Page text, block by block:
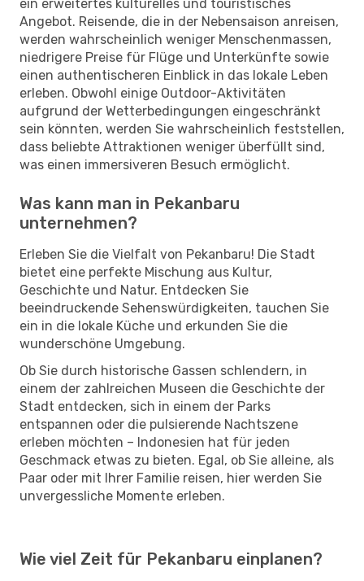
ein erweitertes kulturelles und touristisches
Angebot. Reisende, die in der Nebensaison anreisen,
werden wahrscheinlich weniger Menschenmassen,
niedrigere Preise für Flüge und Unterkünfte sowie
einen authentischeren Einblick in das lokale Leben
erleben. Obwohl einige Outdoor-Aktivitäten
aufgrund der Wetterbedingungen eingeschränkt
sein könnten, werden Sie wahrscheinlich feststellen,
dass beliebte Attraktionen weniger überfüllt sind,
was einen immersiveren Besuch ermöglicht.
Was kann man in Pekanbaru
unternehmen?
Erleben Sie die Vielfalt von Pekanbaru! Die Stadt
bietet eine perfekte Mischung aus Kultur,
Geschichte und Natur. Entdecken Sie
beeindruckende Sehenswürdigkeiten, tauchen Sie
ein in die lokale Küche und erkunden Sie die
wunderschöne Umgebung.
Ob Sie durch historische Gassen schlendern, in
einem der zahlreichen Museen die Geschichte der
Stadt entdecken, sich in einem der Parks
entspannen oder die pulsierende Nachtszene
erleben möchten – Indonesien hat für jeden
Geschmack etwas zu bieten. Egal, ob Sie alleine, als
Paar oder mit Ihrer Familie reisen, hier werden Sie
unvergessliche Momente erleben.
Wie viel Zeit für Pekanbaru einplanen?